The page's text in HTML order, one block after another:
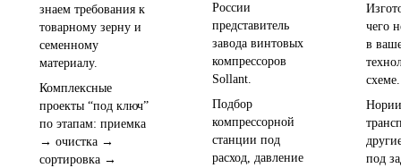
знаем требования к
товарному зерну и
семенному
материалу.
Комплексные
проекты “под ключ”
по этапам: приемка
→ очистка →
сортировка →
России
представитель
завода винтовых
компрессоров
Sollant.
Подбор
компрессорной
станции под
расход, давление
чего
в
схеме.
под